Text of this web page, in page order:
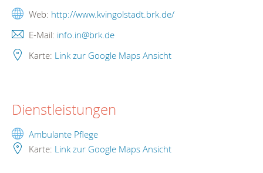
Web: http://www.kvingolstadt.brk.de/
E-Mail: info.in@brk.de
Karte: Link zur Google Maps Ansicht
Dienstleistungen
Ambulante Pflege
Karte: Link zur Google Maps Ansicht